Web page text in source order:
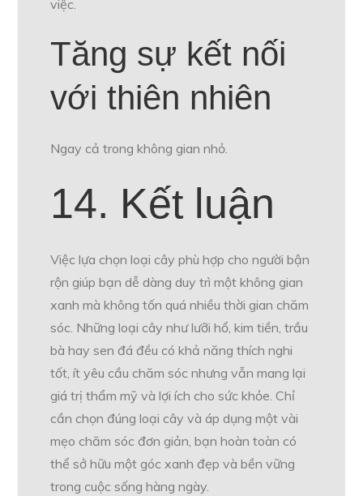
việc.
Tăng sự kết nối
với thiên nhiên
Ngay cả trong không gian nhỏ.
14. Kết luận
Việc lựa chọn loại cây phù hợp cho người bận
rộn giúp bạn dễ dàng duy trì một không gian
xanh mà không tốn quá nhiều thời gian chăm
sóc. Những loại cây như lưỡi hổ, kim tiền, trầu
bà hay sen đá đều có khả năng thích nghi
tốt, ít yêu cầu chăm sóc nhưng vẫn mang lại
giá trị thẩm mỹ và lợi ích cho sức khỏe. Chỉ
cần chọn đúng loại cây và áp dụng một vài
mẹo chăm sóc đơn giản, bạn hoàn toàn có
thể sở hữu một góc xanh đẹp và bền vững
trong cuộc sống hàng ngày.